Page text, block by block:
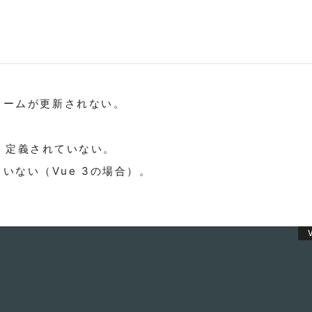
ムが更新されない。
義されていない。
いない（Vue 3の場合）。